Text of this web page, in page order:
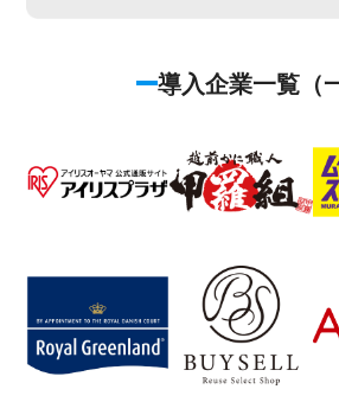
導入企業一覧（